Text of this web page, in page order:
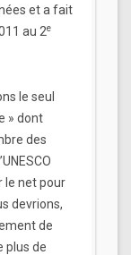
et a fait
au 2e
le seul
» dont
des
le net pour
devrions,
de
plus de